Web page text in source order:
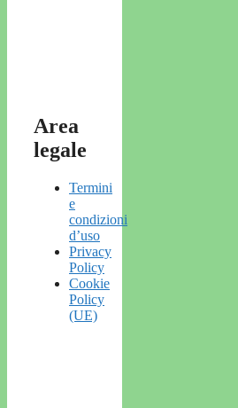
Area
legale
Termini
e
condizioni
d’uso
Privacy
Policy
Cookie
Policy
(UE)